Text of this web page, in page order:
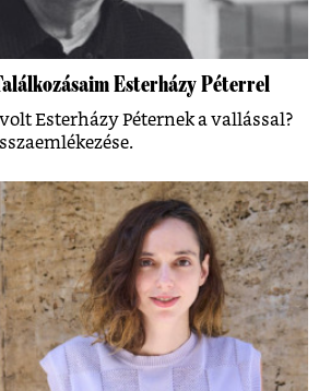
Esterházy Péterrel
Esterházy Péternek a vallással?